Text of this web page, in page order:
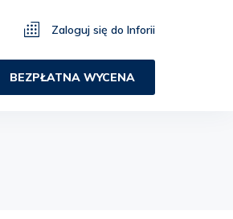
Zaloguj się do Inforii
BEZPŁATNA WYCENA